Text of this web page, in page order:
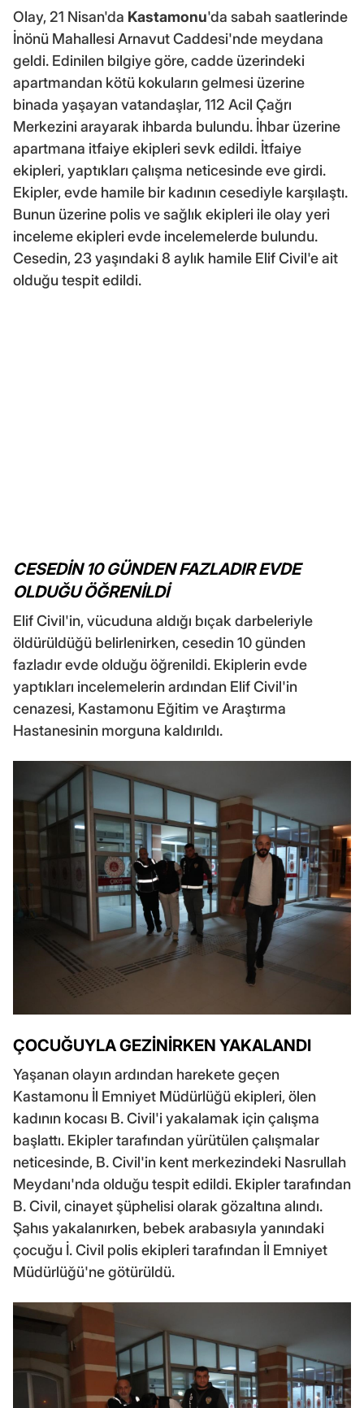
Olay, 21 Nisan'da Kastamonu'da sabah saatlerinde
İnönü Mahallesi Arnavut Caddesi'nde meydana
geldi. Edinilen bilgiye göre, cadde üzerindeki
apartmandan kötü kokuların gelmesi üzerine
binada yaşayan vatandaşlar, 112 Acil Çağrı
Merkezini arayarak ihbarda bulundu. İhbar üzerine
apartmana itfaiye ekipleri sevk edildi. İtfaiye
ekipleri, yaptıkları çalışma neticesinde eve girdi.
Ekipler, evde hamile bir kadının cesediyle karşılaştı.
Bunun üzerine polis ve sağlık ekipleri ile olay yeri
inceleme ekipleri evde incelemelerde bulundu.
Cesedin, 23 yaşındaki 8 aylık hamile Elif Civil'e ait
olduğu tespit edildi.
CESEDİN 10 GÜNDEN FAZLADIR EVDE
OLDUĞU ÖĞRENİLDİ
Elif Civil'in, vücuduna aldığı bıçak darbeleriyle
öldürüldüğü belirlenirken, cesedin 10 günden
fazladır evde olduğu öğrenildi. Ekiplerin evde
yaptıkları incelemelerin ardından Elif Civil'in
cenazesi, Kastamonu Eğitim ve Araştırma
Hastanesinin morguna kaldırıldı.
ÇOCUĞUYLA GEZİNİRKEN YAKALANDI
Yaşanan olayın ardından harekete geçen
Kastamonu İl Emniyet Müdürlüğü ekipleri, ölen
kadının kocası B. Civil'i yakalamak için çalışma
başlattı. Ekipler tarafından yürütülen çalışmalar
neticesinde, B. Civil'in kent merkezindeki Nasrullah
Meydanı'nda olduğu tespit edildi. Ekipler tarafından
B. Civil, cinayet şüphelisi olarak gözaltına alındı.
Şahıs yakalanırken, bebek arabasıyla yanındaki
çocuğu İ. Civil polis ekipleri tarafından İl Emniyet
Müdürlüğü'ne götürüldü.